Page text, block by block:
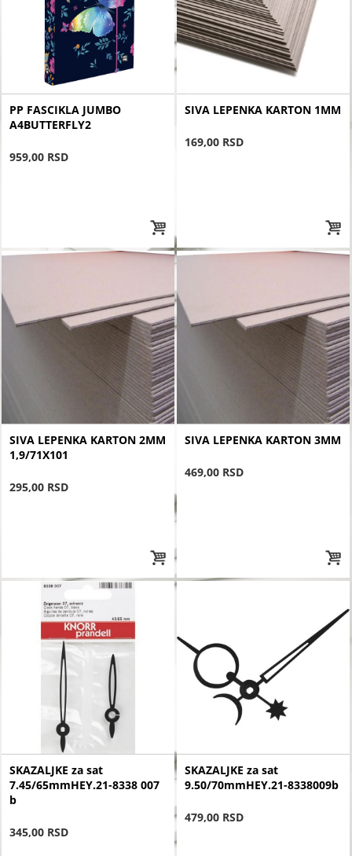
PP FASCIKLA JUMBO
A4BUTTERFLY2
959,00 RSD
SIVA LEPENKA KARTON 1MM
169,00 RSD
SIVA LEPENKA KARTON 2MM
1,9/71X101
295,00 RSD
SIVA LEPENKA KARTON 3MM
469,00 RSD
SKAZALJKE za sat
7.45/65mmHEY.21-8338 007
b
345,00 RSD
SKAZALJKE za sat
9.50/70mmHEY.21-8338009b
479,00 RSD